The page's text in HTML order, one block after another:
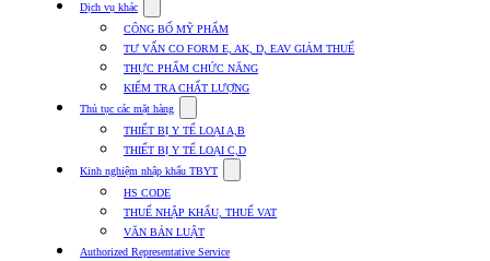
TBYT
Dịch vụ khác
submenu
for
Dịch
vụ
khác
CÔNG BỐ MỸ PHẨM
TƯ VẤN CO FORM E, AK, D, EAV GIẢM THUẾ
THỰC PHẨM CHỨC NĂNG
KIỂM TRA CHẤT LƯỢNG
Thủ tục các mặt hàng
submenu
for
Thủ
tục
mặt
hàng
THIẾT BỊ Y TẾ LOẠI A,B
THIẾT BỊ Y TẾ LOẠI C,D
Kinh nghiệm nhập khẩu TBYT
submenu
Kinh
HS CODE
THUẾ NHẬP KHẨU, THUẾ VAT
VĂN BẢN LUẬT
Authorized Representative Service